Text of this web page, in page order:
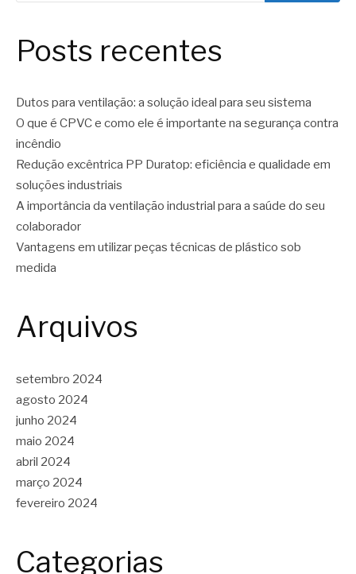
Posts recentes
Dutos para ventilação: a solução ideal para seu sistema
O que é CPVC e como ele é importante na segurança contra
incêndio
Redução excêntrica PP Duratop: eficiência e qualidade em
soluções industriais
A importância da ventilação industrial para a saúde do seu
colaborador
Vantagens em utilizar peças técnicas de plástico sob
medida
Arquivos
setembro 2024
agosto 2024
junho 2024
maio 2024
abril 2024
março 2024
fevereiro 2024
Categorias